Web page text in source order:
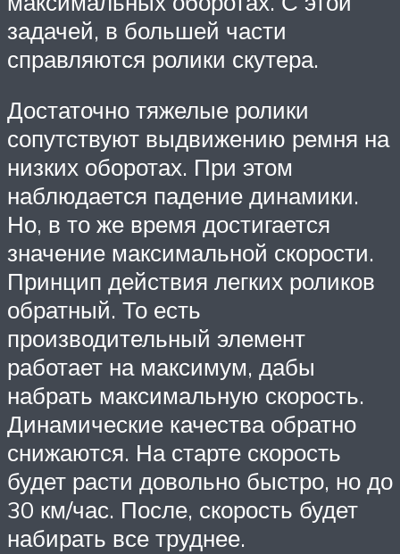
задачей, в большей части
справляются ролики скутера.
Достаточно тяжелые ролики
сопутствуют выдвижению ремня на
низких оборотах. При этом
наблюдается падение динамики.
Но, в то же время достигается
значение максимальной скорости.
Принцип действия легких роликов
обратный. То есть
производительный элемент
работает на максимум, дабы
набрать максимальную скорость.
Динамические качества обратно
снижаются. На старте скорость
будет расти довольно быстро, но до
30 км/час. После, скорость будет
набирать все труднее.